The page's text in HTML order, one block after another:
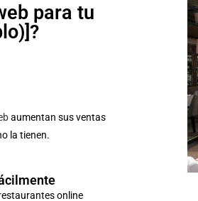
para tu
aumentan sus ventas
la tienen.
online